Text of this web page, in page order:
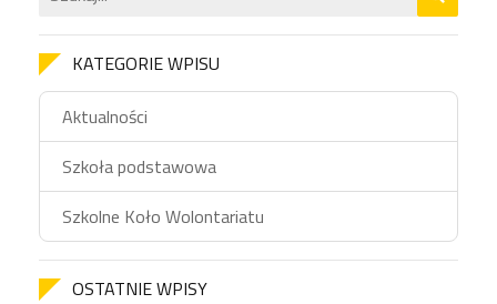
KATEGORIE WPISU
Aktualności
Szkoła podstawowa
Szkolne Koło Wolontariatu
OSTATNIE WPISY